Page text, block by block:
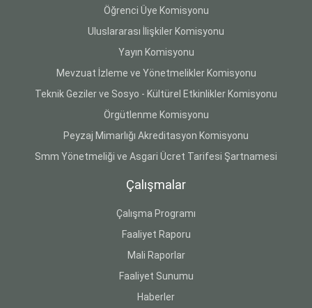
Öğrenci Üye Komisyonu
Uluslararası İlişkiler Komisyonu
Yayın Komisyonu
Mevzuat İzleme ve Yönetmelikler Komisyonu
Teknik Geziler ve Sosyo - Kültürel Etkinlikler Komisyonu
Örgütlenme Komisyonu
Peyzaj Mimarlığı Akreditasyon Komisyonu
Smm Yönetmeliği ve Asgari Ücret Tarifesi Şartnamesi
Çalışmalar
Çalışma Programı
Faaliyet Raporu
Mali Raporlar
Faaliyet Sunumu
Haberler